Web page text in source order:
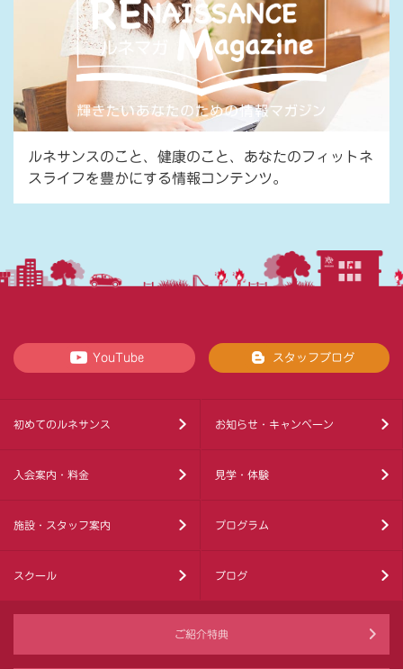
ルネサンスのこと、健康のこと、あなたのフィットネ
スライフを豊かにする情報コンテンツ。
YouTube スタッフブログ
初めてのルネサンス お知らせ・キャンペーン
入会案内・料金 見学・体験
施設・スタッフ案内 プログラム
スクール ブログ
ご紹介特典